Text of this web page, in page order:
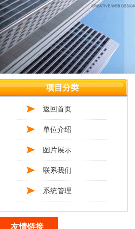
项目分类
返回首页
单位介绍
图片展示
联系我们
系统管理
友情链接